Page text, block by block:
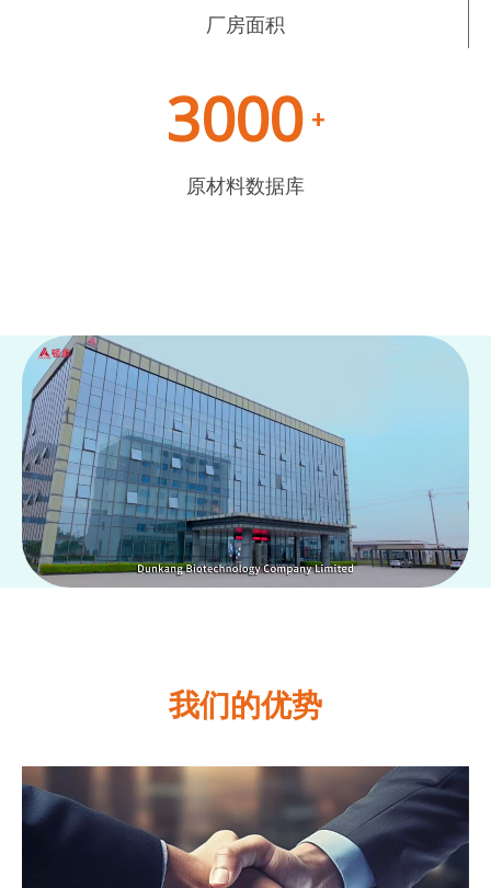
厂房面积
3000 +
原材料数据库
我们的优势